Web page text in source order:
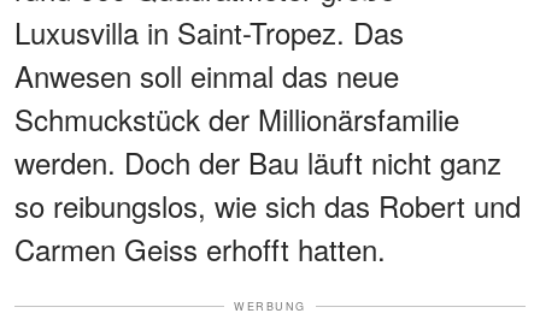
Luxusvilla in Saint-Tropez. Das
Anwesen soll einmal das neue
Schmuckstück der Millionärsfamilie
werden. Doch der Bau läuft nicht ganz
so reibungslos, wie sich das Robert und
Carmen Geiss erhofft hatten.
WERBUNG